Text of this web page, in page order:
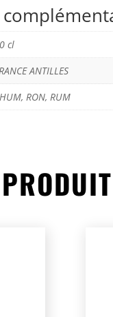
cl
ANTILLES
RON, RUM